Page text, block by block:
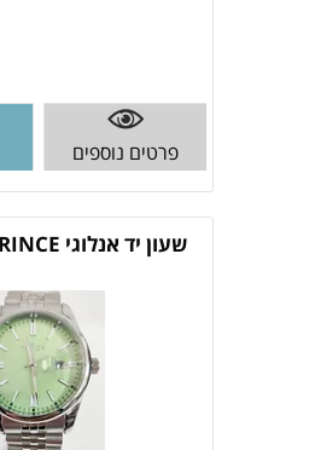
פרטים נוספים
שעון יד אנלוגי PF345GR PRINCE